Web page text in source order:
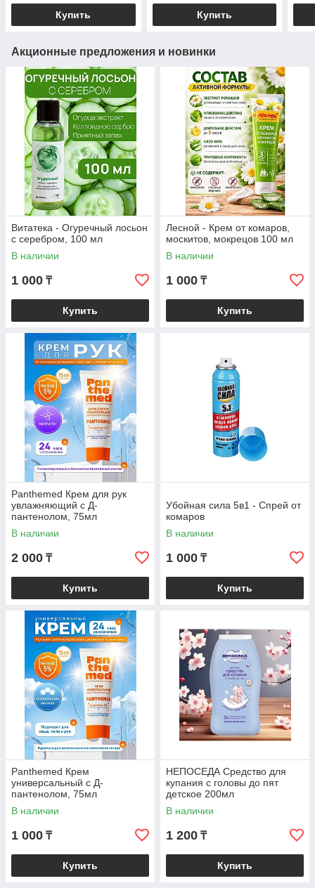
Купить Купить
Акционные предложения и новинки
Витатека - Огуречный лосьон
с серебром, 100 мл
В наличии
1 000 ₸
Купить
Лесной - Крем от комаров,
москитов, мокрецов 100 мл
В наличии
1 000 ₸
Купить
Panthemed Крем для рук
увлажняющий с Д-
пантенолом, 75мл
В наличии
2 000 ₸
Купить
Убойная сила 5в1 - Спрей от
комаров
В наличии
1 000 ₸
Купить
Panthemed Крем
универсальный с Д-
пантенолом, 75мл
В наличии
1 000 ₸
Купить
НЕПОСЕДА Средство для
купания с головы до пят
детское 200мл
В наличии
1 200 ₸
Купить